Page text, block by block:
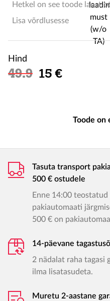
Hetkel on see toode laost
Lisa võrdlusesse
Hind
49.9 Soodushind
15 €
Toode on
Tasuta transport
500 € ostudele
Enne 14:00
pakiautomaati
500 € on
14-päevane
2 nädalat raha tagasi
ilma lisatasudeta.
Muretu 2-aastane